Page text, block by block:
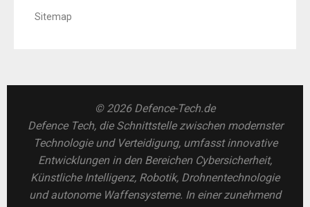
Sitemap
© 2026 Defence-Tech.de
Defence Tech, die Schnittstelle zwischen modernster
Technologie und Verteidigung, umfasst innovative
Entwicklungen in den Bereichen Cybersicherheit,
Künstliche Intelligenz, Robotik, Drohnentechnologie
und autonome Waffensysteme. In einer zunehmend